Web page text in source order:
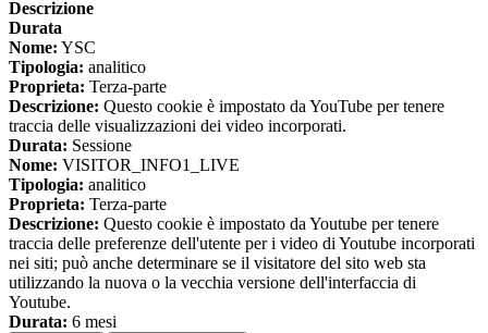
Descrizione
Durata
Nome: YSC
Tipologia: analitico
Proprieta: Terza-parte
Descrizione: Questo cookie è impostato da YouTube per tenere
traccia delle visualizzazioni dei video incorporati.
Durata: Sessione
Nome: VISITOR_INFO1_LIVE
Tipologia: analitico
Proprieta: Terza-parte
Descrizione: Questo cookie è impostato da Youtube per tenere
traccia delle preferenze dell'utente per i video di Youtube incorporati
nei siti; può anche determinare se il visitatore del sito web sta
utilizzando la nuova o la vecchia versione dell'interfaccia di
Youtube.
Durata: 6 mesi